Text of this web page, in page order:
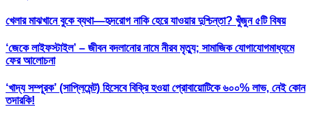
খেলার মাঝখানে বুকে ব্যথা—হৃদরোগ নাকি হেরে যাওয়ার দুশ্চিন্তা? খুঁজুন ৫টি বিষয়
‘জেকে লাইফস্টাইল’ – জীবন বদলানোর নামে নীরব মৃত্যু; সামাজিক যোগাযোগমাধ্যমে
ফের আলোচনা
‘খাদ্য সম্পূরক’ (সাপ্লিমেন্ট) হিসেবে বিক্রি হওয়া প্রোবায়োটিকে ৬০০% লাভ, নেই কোন
তদারকি!